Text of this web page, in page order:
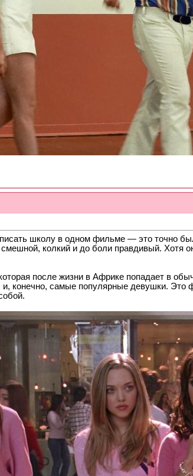
школу в одном фильме — это точно
колкий и до боли правдивый. Хотя
после жизни в Африке попадает в
конечно, самые популярные девушки. Это